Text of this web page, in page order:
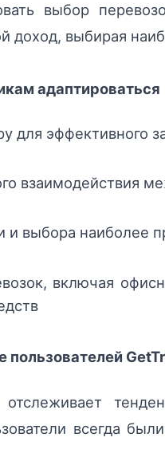
выбор
доход, выбирая
адаптироваться
для эффективного
взаимодействия
и выбора наиболее
включая
всегда